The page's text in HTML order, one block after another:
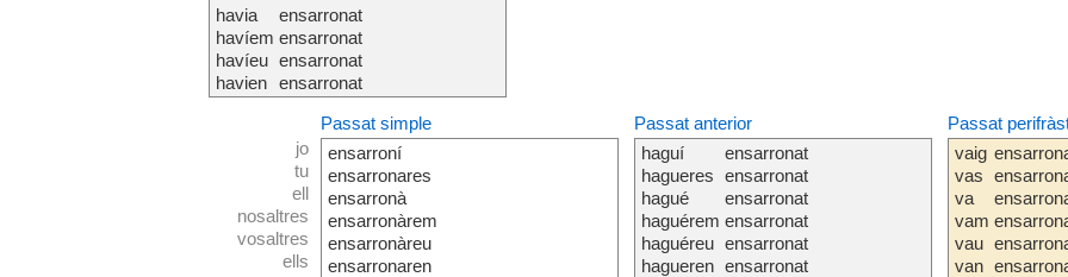
havia
havíem
havíeu
havien
ensarronat
ensarronat
ensarronat
ensarronat
jo
tu
ell
nosaltres
vosaltres
ells
Passat simple
ensarroní
ensarronares
ensarronà
ensarronàrem
ensarronàreu
ensarronaren
Passat anterior
haguí
hagueres
hagué
haguérem
haguéreu
hagueren
ensarronat
ensarronat
ensarronat
ensarronat
ensarronat
ensarronat
Passat
vaig
vas
va
vam
vau
van